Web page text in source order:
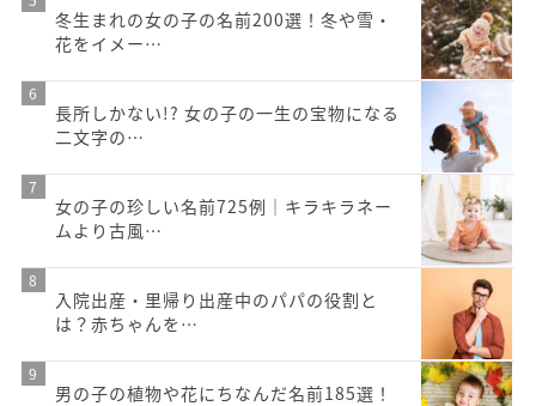
冬生まれの女の子の名前200選！冬や雪・
花をイメー…
長所しかない!? 女の子の一生の宝物になる
二文字の…
女の子の珍しい名前725例｜キラキラネー
ムより古風…
入院出産・里帰り出産中のパパの役割と
は？赤ちゃんを…
男の子の植物や花にちなんだ名前185選！